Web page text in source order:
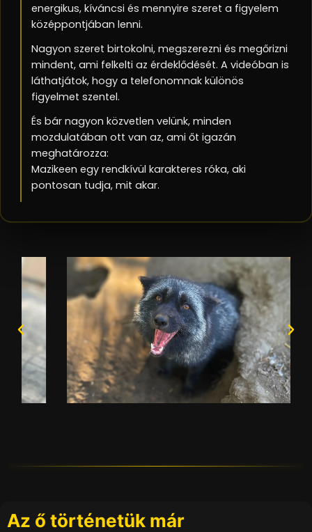
energikus, kíváncsi és mennyire szeret a figyelem
középpontjában lenni.
Nagyon szeret birtokolni, megszerezni és megőrizni
mindent, ami felkelti az érdeklődését. A videóban is
láthatjátok, hogy a telefonomnak különös
figyelmet szentel.
És bár nagyon közvetlen velünk, minden
mozdulatában ott van az, ami őt igazán
meghatározza:
Mazikeen egy rendkívül karakteres róka, aki
pontosan tudja, mit akar.
Az ő történetük már